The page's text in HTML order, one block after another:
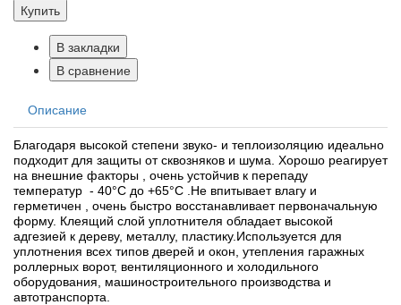
Купить
В закладки
В сравнение
Описание
Благодаря высокой степени звуко- и теплоизоляцию идеально
подходит для защиты от сквозняков и шума. Хорошо реагирует
на внешние факторы , очень устойчив к перепаду
температур - 40°С до +65°С .Не впитывает влагу и
герметичен , очень быстро восстанавливает первоначальную
форму. Клеящий слой уплотнителя обладает высокой
адгезией к дереву, металлу, пластику.Используется для
уплотнения всех типов дверей и окон, утепления гаражных
роллерных ворот, вентиляционного и холодильного
оборудования, машиностроительного производства и
автотранспорта.